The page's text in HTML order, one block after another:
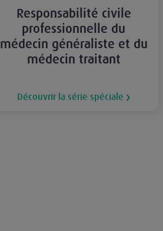
Responsabilité civile
professionnelle du
médecin généraliste et du
médecin traitant
Découvrir la série spéciale